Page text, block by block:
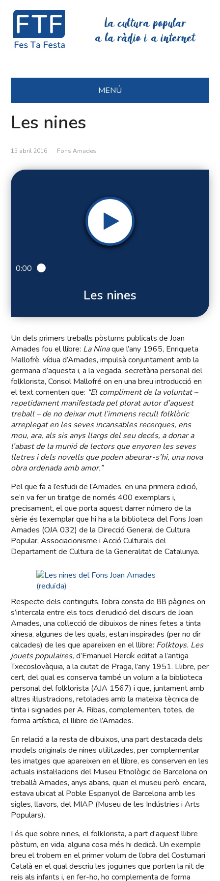
La cultura popular
a la ràdio i a internet
MENÚ
Les nines
15 abril 2016 Fons Amades
0:00
Les nines
Un dels primers treballs pòstums publicats de Joan
Amades fou el llibre: La Ninaque l’any 1965, Enriqueta
Mallofrè, vídua d’Amades, impulsà conjuntament amb la
germana d’aquesta i, a la vegada, secretària personal del
folklorista, Consol Mallofré on en una breu introducció en
el text comenten que: “El compliment de la voluntat –
repetidament manifestada pel plorat autor d’aquest
treball – de no deixar mut l’immens recull folklòric
arreplegat en les seves incansables recerques, ens
mou, ara, als sis anys llargs del seu decés, a donar a
l’abast de la munió de lectors que enyoren les seves
lletres i dels novells que poden abeurar-s’hi, una nova
obra ordenada amb amor.”
Pel que fa a l’estudi de l’Amades, en una primera edició,
se’n va fer un tiratge de només 400 exemplars i,
precisament, el que porta aquest darrer número de la
sèrie és l’exemplar que hi ha a la biblioteca del Fons Joan
Amades (OJA 032) de la Direcció General de Cultura
Popular, Associacionisme i Acció Culturals del
Departament de Cultura de la Generalitat de Catalunya.
Respecte dels continguts, l’obra consta de 88 pàgines on
s’intercala entre els tocs d’erudició del discurs de Joan
Amades, una col·lecció de dibuixos de nines fetes a tinta
xinesa, algunes de les quals, estan inspirades (per no dir
calcades) de les que apareixen en el llibre: Folktoys. Les
jouets populaires,d’Emanuel Hercík editat a l’antiga
Txecoslovàquia, a la ciutat de Praga, l’any 1951. Llibre, per
cert, del qual es conserva també un volum a la biblioteca
personal del folklorista (AJA 1567) i que, juntament amb
altres il·lustracions, retolades amb la mateixa tècnica de
tinta i signades per A. Ribas, complementen, totes, de
forma artística, el llibre de l’Amades.
En relació a la resta de dibuixos, una part destacada dels
models originals de nines utilitzades, per complementar
les imatges que apareixen en el llibre, es conserven en les
actuals instal·lacions del Museu Etnològic de Barcelona on
treballà Amades, anys abans, quan el museu però, encara,
estava ubicat al Poble Espanyol de Barcelona amb les
sigles, llavors, del MIAP (Museu de les Indústries i Arts
Populars).
I és que sobre nines, el folklorista, a part d’aquest llibre
pòstum, en vida, alguna cosa més hi dedicà. Un exemple
breu el trobem en el primer volum de l’obra del Costumari
Català en el qual descriu les joguines que porten la nit de
reis als infants i, en fer-ho, ho complementa de forma